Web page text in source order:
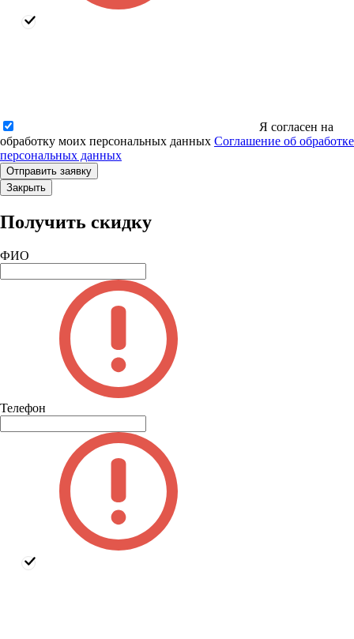
Я согласен на
обработку моих персональных данных Соглашение об обработке
персональных данных
Закрыть
Получить скидку
ФИО
Телефон